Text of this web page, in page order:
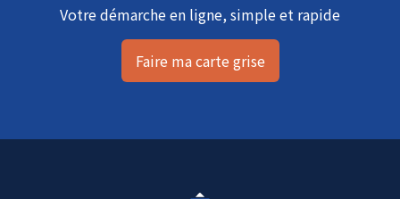
Votre démarche en ligne, simple et rapide
Faire ma carte grise